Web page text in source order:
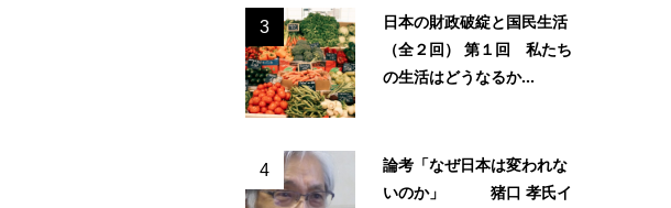
3
日本の財政破綻と国民生活
（全２回） 第１回 私たち
の生活はどうなるか...
4
論考「なぜ日本は変われな
いのか」 猪口 孝氏イ